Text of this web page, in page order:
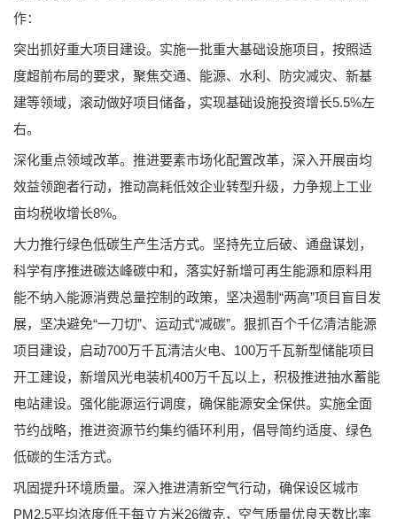
作：
突出抓好重大项目建设。实施一批重大基础设施项目，按照适
度超前布局的要求，聚焦交通、能源、水利、防灾减灾、新基
建等领域，滚动做好项目储备，实现基础设施投资增长5.5%左
右。
深化重点领域改革。推进要素市场化配置改革，深入开展亩均
效益领跑者行动，推动高耗低效企业转型升级，力争规上工业
亩均税收增长8%。
大力推行绿色低碳生产生活方式。坚持先立后破、通盘谋划，
科学有序推进碳达峰碳中和，落实好新增可再生能源和原料用
能不纳入能源消费总量控制的政策，坚决遏制“两高”项目盲目发
展，坚决避免“一刀切”、运动式“减碳”。狠抓百个千亿清洁能源
项目建设，启动700万千瓦清洁火电、100万千瓦新型储能项目
开工建设，新增风光电装机400万千瓦以上，积极推进抽水蓄能
电站建设。强化能源运行调度，确保能源安全保供。实施全面
节约战略，推进资源节约集约循环利用，倡导简约适度、绿色
低碳的生活方式。
巩固提升环境质量。深入推进清新空气行动，确保设区城市
PM2.5平均浓度低于每立方米26微克，空气质量优良天数比率